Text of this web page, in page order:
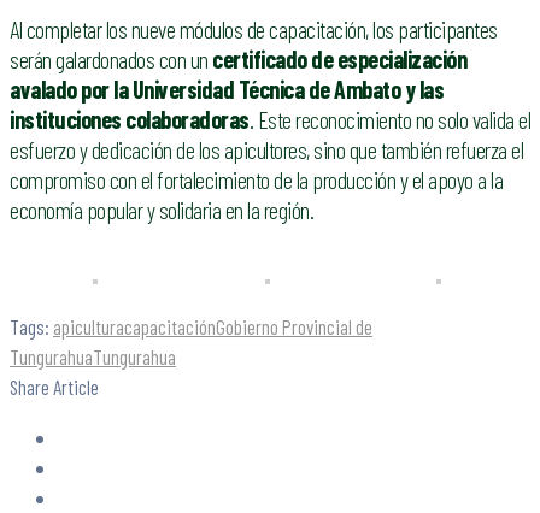
Al completar los nueve módulos de capacitación, los participantes
serán galardonados con un certificado de especialización
avalado por la Universidad Técnica de Ambato y las
instituciones colaboradoras. Este reconocimiento no solo valida el
esfuerzo y dedicación de los apicultores, sino que también refuerza el
compromiso con el fortalecimiento de la producción y el apoyo a la
economía popular y solidaria en la región.
Tags: apiculturacapacitaciónGobierno Provincial de
TungurahuaTungurahua
Share Article